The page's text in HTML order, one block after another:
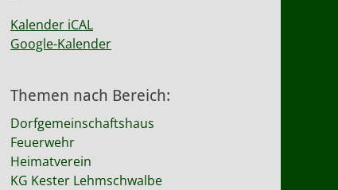
Kalender iCAL
Google-Kalender
Themen nach Bereich:
Dorfgemeinschaftshaus
Feuerwehr
Heimatverein
KG Kester Lehmschwalbe